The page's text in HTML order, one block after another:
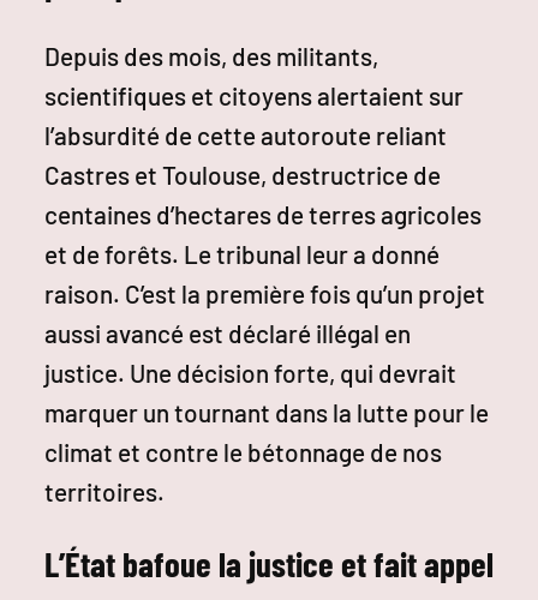
Depuis des mois, des militants,
scientifiques et citoyens alertaient sur
l’absurdité de cette autoroute reliant
Castres et Toulouse, destructrice de
centaines d’hectares de terres agricoles
et de forêts. Le tribunal leur a donné
raison. C’est la première fois qu’un projet
aussi avancé est déclaré illégal en
justice. Une décision forte, qui devrait
marquer un tournant dans la lutte pour le
climat et contre le bétonnage de nos
territoires.
L’État bafoue la justice et fait appel